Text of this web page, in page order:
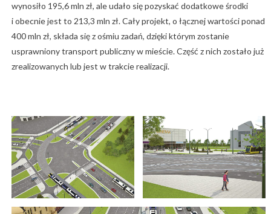
wynosiło 195,6 mln zł, ale udało się pozyskać dodatkowe środki
i obecnie jest to 213,3 mln zł. Cały projekt, o łącznej wartości ponad
400 mln zł, składa się z ośmiu zadań, dzięki którym zostanie
usprawniony transport publiczny w mieście. Część z nich zostało już
zrealizowanych lub jest w trakcie realizacji.